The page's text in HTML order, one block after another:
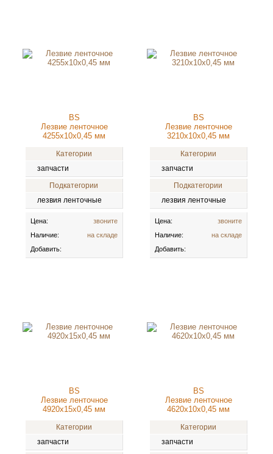
BS
Лезвие ленточное
4255x10x0,45 мм
Категории
запчасти
Подкатегории
лезвия ленточные
Цена:
звоните
Наличие:
на складе
Добавить:
BS
Лезвие ленточное
3210x10x0,45 мм
Категории
запчасти
Подкатегории
лезвия ленточные
Цена:
звоните
Наличие:
на складе
Добавить:
BS
Лезвие ленточное
4920x15x0,45 мм
Категории
запчасти
BS
Лезвие ленточное
4620x10x0,45 мм
Категории
запчасти